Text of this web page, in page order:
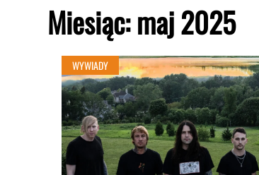
Miesiąc:maj 2025
WYWIADY